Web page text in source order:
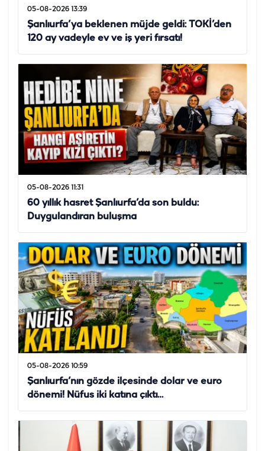
05-08-2026 13:39
Şanlıurfa’ya beklenen müjde geldi: TOKİ’den
120 ay vadeyle ev ve iş yeri fırsatı!
05-08-2026 11:31
60 yıllık hasret Şanlıurfa’da son buldu:
Duygulandıran buluşma
05-08-2026 10:59
Şanlıurfa’nın gözde ilçesinde dolar ve euro
dönemi! Nüfus iki katına çıktı…